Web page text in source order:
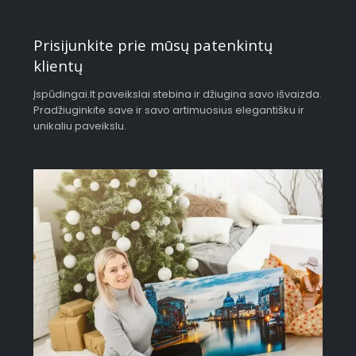
Prisijunkite prie mūsų patenkintų
klientų
Įspūdingai.lt paveikslai stebina ir džiugina savo išvaizda.
Pradžiuginkite save ir savo artimuosius elegantišku ir
unikaliu paveikslu.